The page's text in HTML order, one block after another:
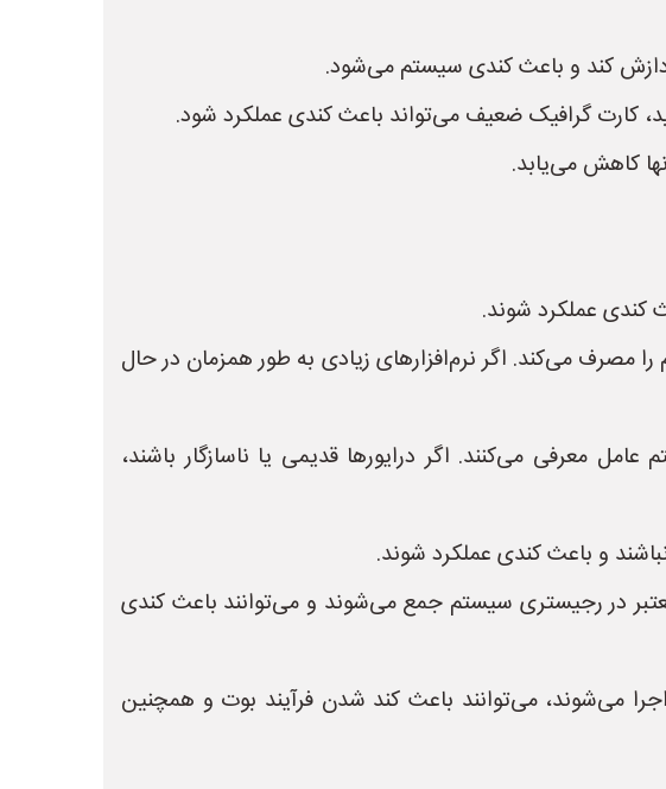
کاهش می‌یابد.
کندی عملکرد شوند.
مصرف می‌کند. اگر نرم‌افزارهای زیادی به طور همزمان در حال
معرفی می‌کنند. اگر درایورها قدیمی یا ناسازگار باشند،
و باعث کندی عملکرد شوند.
در رجیستری سیستم جمع می‌شوند و می‌توانند باعث کندی
می‌شوند، می‌توانند باعث کند شدن فرآیند بوت و همچنین